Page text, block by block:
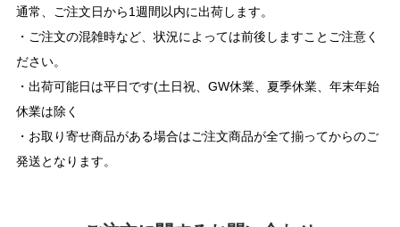
通常、ご注文日から1週間以内に出荷します。
・ご注文の混雑時など、状況によっては前後しますことご注意く
ださい。
・出荷可能日は平日です(土日祝、GW休業、夏季休業、年末年始
休業は除く
・お取り寄せ商品がある場合はご注文商品が全て揃ってからのご
発送となります。